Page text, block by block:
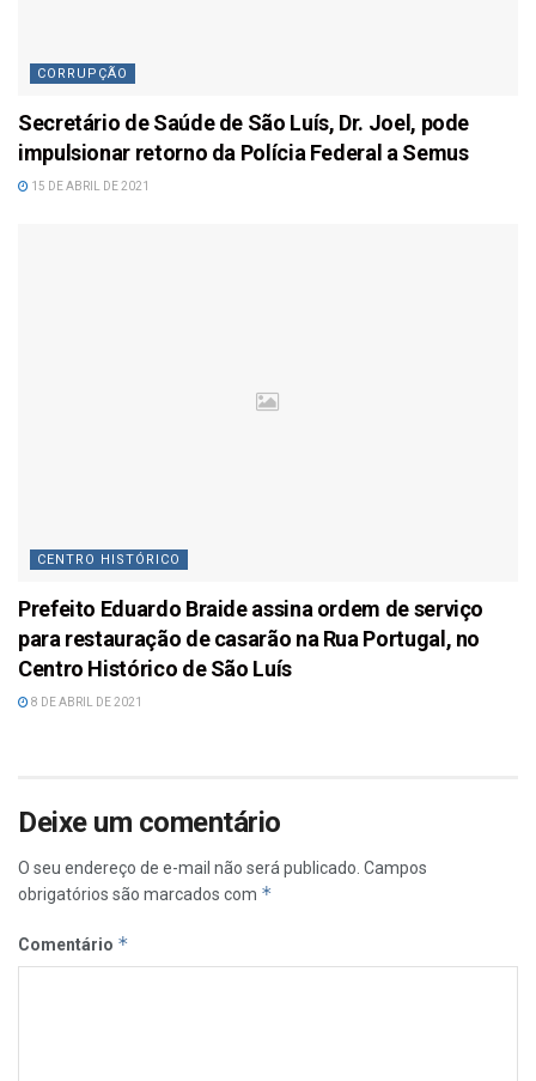
CORRUPÇÃO
Secretário de Saúde de São Luís, Dr. Joel, pode
impulsionar retorno da Polícia Federal a Semus
15 DE ABRIL DE 2021
CENTRO HISTÓRICO
Prefeito Eduardo Braide assina ordem de serviço
para restauração de casarão na Rua Portugal, no
Centro Histórico de São Luís
8 DE ABRIL DE 2021
Deixe um comentário
O seu endereço de e-mail não será publicado. Campos
obrigatórios são marcados com *
Comentário *